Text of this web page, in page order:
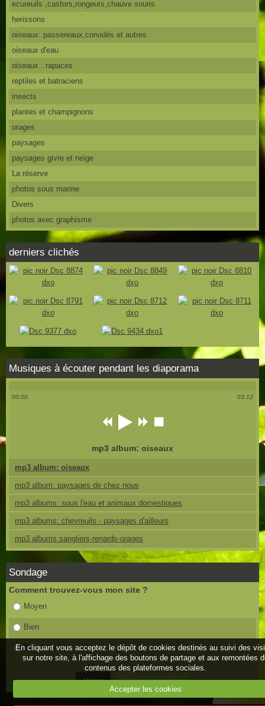
ecureuils ,castors,rongeurs,chauve souris
herissons
oiseaux: passereaux,corvidés et autres
oiseaux d'eau
oiseaux : rapaces
reptiles et batraciens
insects
plantes et champignons
orages
paysages
paysages givre et neige
La réserve
photos sous marine
Divers
photos avec graphisme
derniers clichés
Musiques à écouter pendant les diaporama
00:00 03:12
mp3 album: oiseaux
mp3 album: oiseaux
mp3 album: paysages de chez nous
mp3 albums: sous l'eau et animaux domestiques
mp3 albums: chevreuils - paysages d'ailleurs
mp3 albums:sangliers-renards-orages
Sondage
Comment trouvez-vous mon site ?
Moyen
Bien
Très bien
En cliquant vous acceptez le dépôt de cookies destinés au suivi des
sur notre site, à l'affichage des boutons de partage et aux remontées
contenus des plateformes sociales.
Accepter les cookies